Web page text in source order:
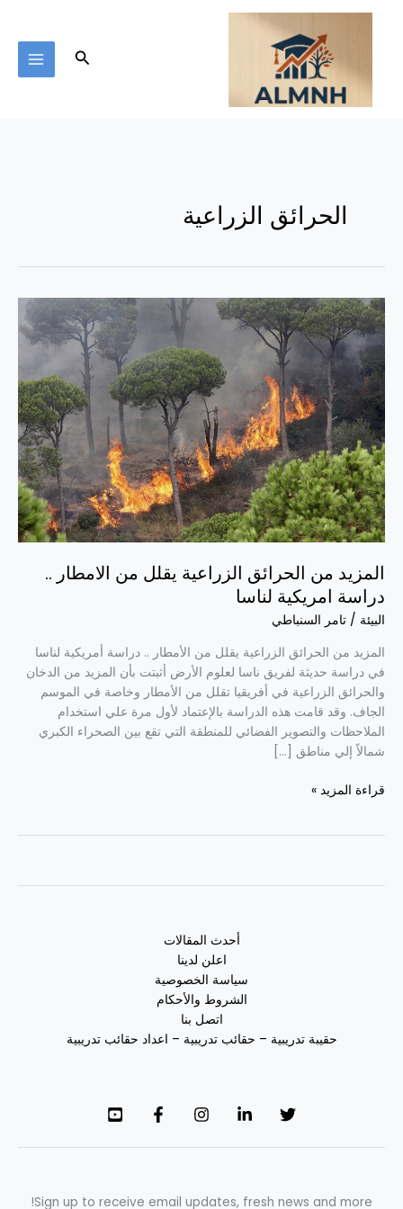
تخطي
البحث
الحرائق الزراعية
المزيد من الحرائق الزراعية يقلل من الامطار ..
دراسة امريكية لناسا
البيئة / تامر السنباطي
المزيد من الحرائق الزراعية يقلل من الأمطار .. دراسة أمريكية لناسا
في دراسة حديثة لفريق ناسا لعلوم الأرض أثبتت بأن المزيد من الدخان
والحرائق الزراعية في أفريقيا تقلل من الأمطار وخاصة في الموسم
الجاف. وقد قامت هذه الدراسة بالإعتماد لأول مرة علي استخدام
الملاحظات والتصوير الفضائي للمنطقة التي تقع بين الصحراء الكبري
شمالاً إلي مناطق […]
المزيد
من
الحرائق
الزراعية
يقلل
من
الامطار
..
دراسة
امريكية
لناسا
قراءة المزيد »
أحدث المقالات
اعلن لدينا
سياسة الخصوصية
الشروط والأحكام
اتصل بنا
حقيبة تدريبية – حقائب تدريبية – اعداد حقائب تدريبية
Sign up to receive email updates, fresh news and more!